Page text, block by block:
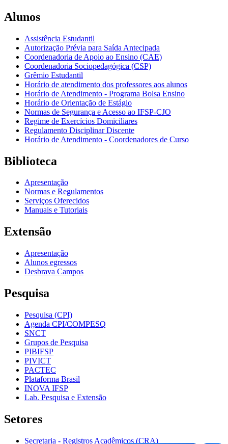
Alunos
Assistência Estudantil
Autorização Prévia para Saída Antecipada
Coordenadoria de Apoio ao Ensino (CAE)
Coordenadoria Sociopedagógica (CSP)
Grêmio Estudantil
Horário de atendimento dos professores aos alunos
Horário de Atendimento - Programa Bolsa Ensino
Horário de Orientação de Estágio
Normas de Segurança e Acesso ao IFSP-CJO
Regime de Exercícios Domiciliares
Regulamento Disciplinar Discente
Horário de Atendimento - Coordenadores de Curso
Biblioteca
Apresentação
Normas e Regulamentos
Serviços Oferecidos
Manuais e Tutoriais
Extensão
Apresentação
Alunos egressos
Desbrava Campos
Pesquisa
Pesquisa (CPI)
Agenda CPI/COMPESQ
SNCT
Grupos de Pesquisa
PIBIFSP
PIVICT
PACTEC
Plataforma Brasil
INOVA IFSP
Lab. Pesquisa e Extensão
Setores
Secretaria - Registros Acadêmicos (CRA)